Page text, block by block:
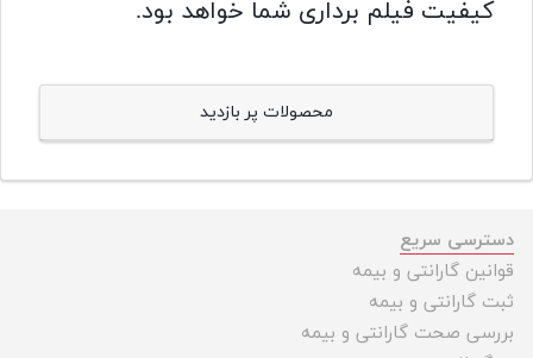
کیفیت فیلم برداری شما خواهد بود.
محصولات پر بازدید
دسترسی سریع
قوانین گارانتی و بیمه
ثبت گارانتی و بیمه
بررسی صحت گارانتی و بیمه